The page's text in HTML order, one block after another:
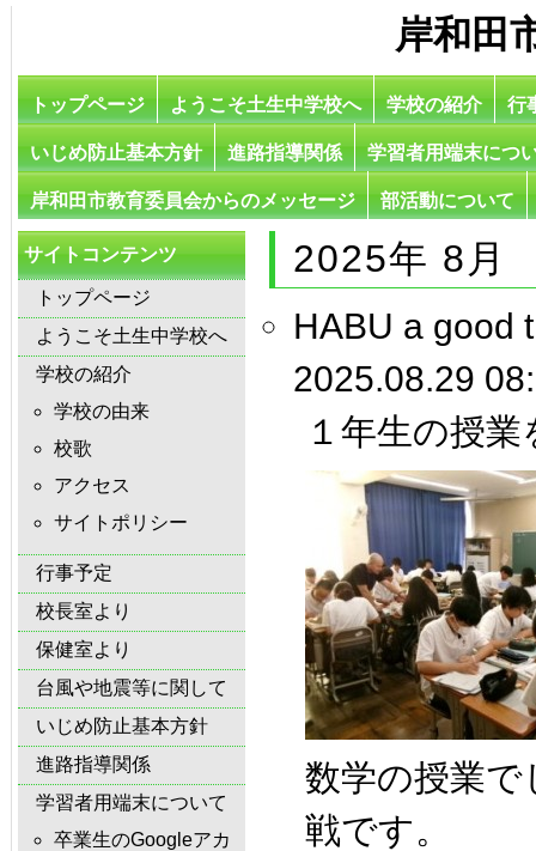
岸和田
トップページ ようこそ土生中学校へ 学校の紹介 行
いじめ防止基本方針 進路指導関係 学習者用端末につ
岸和田市教育委員会からのメッセージ 部活動について
サイトコンテンツ
トップページ
ようこそ土生中学校へ
学校の紹介
学校の由来
校歌
アクセス
サイトポリシー
行事予定
校長室より
保健室より
台風や地震等に関して
いじめ防止基本方針
進路指導関係
学習者用端末について
卒業生のGoogleアカ
2025年 8月
HABU a
2025.08.29
１年生の授
数学の授業
戦です。